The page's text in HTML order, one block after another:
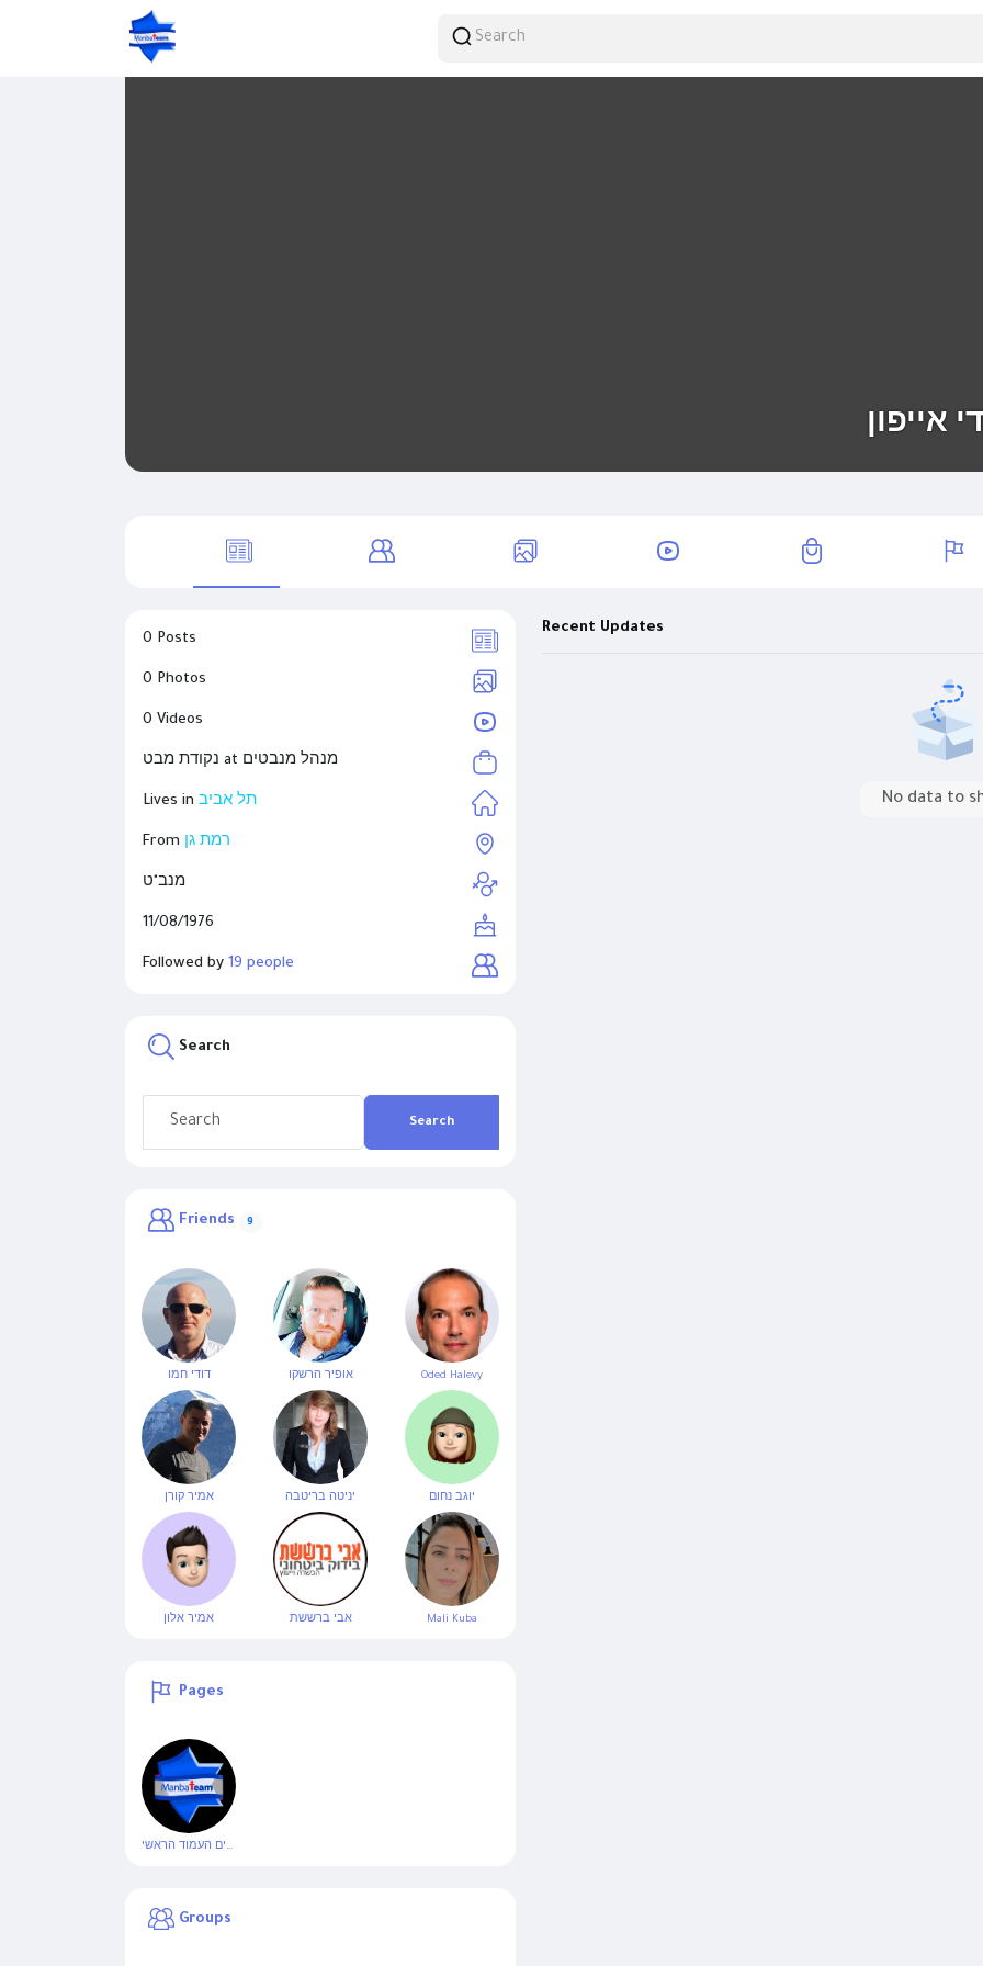
אייפון
0 Posts
0 Photos
0 Videos
נקודת מבט at מנהל מנבטים
Lives in תל אביב
From רמת גן
מנב"ט
11/08/1976
Followed by 19 people
Search
Search
Friends 9
דודי חמו אופיר הרשקו Oded Halevy
אמיר קורן יניטה בריטבה יוגב נחום
אמיר אלון אבי ברששת Mali Kuba
Pages
מנבטים העמוד הראשי
Groups
Recent Updates
No data to